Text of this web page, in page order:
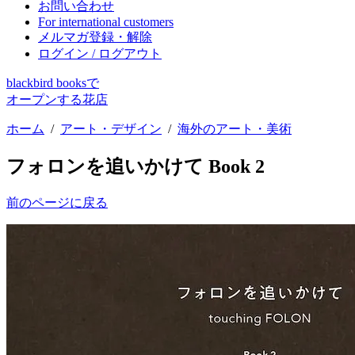
お問い合わせ
For international customers
メルマガ登録・解除
ログイン / ログアウト
blackbird booksで
オープンする花店
ホーム / アート・デザイン / 海外のアート・美術
フォロンを追いかけて Book 2
前のページに戻る